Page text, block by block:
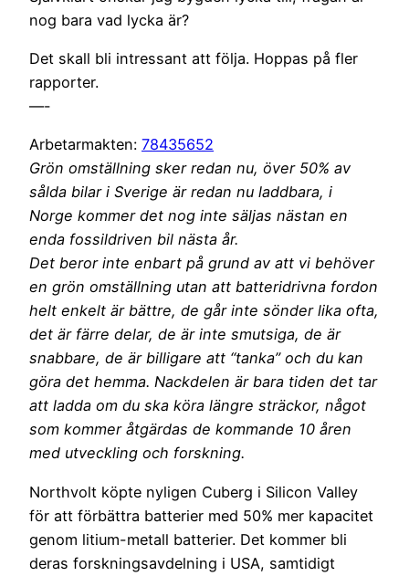
nog bara vad lycka är?
Det skall bli intressant att följa. Hoppas på fler
rapporter.
—-
Arbetarmakten: 78435652
Grön omställning sker redan nu, över 50% av
sålda bilar i Sverige är redan nu laddbara, i
Norge kommer det nog inte säljas nästan en
enda fossildriven bil nästa år.
Det beror inte enbart på grund av att vi behöver
en grön omställning utan att batteridrivna fordon
helt enkelt är bättre, de går inte sönder lika ofta,
det är färre delar, de är inte smutsiga, de är
snabbare, de är billigare att “tanka” och du kan
göra det hemma. Nackdelen är bara tiden det tar
att ladda om du ska köra längre sträckor, något
som kommer åtgärdas de kommande 10 åren
med utveckling och forskning.
Northvolt köpte nyligen Cuberg i Silicon Valley
för att förbättra batterier med 50% mer kapacitet
genom litium-metall batterier. Det kommer bli
deras forskningsavdelning i USA, samtidigt